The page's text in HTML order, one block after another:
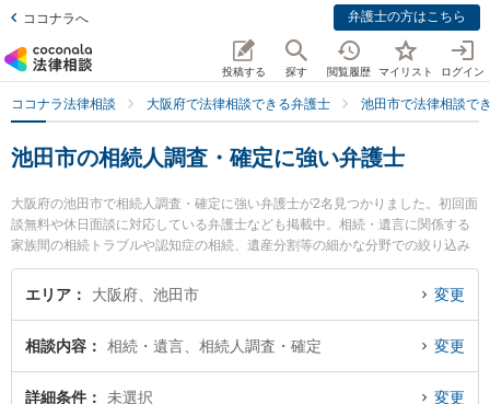
ココナラへ 弁護士の方はこちら
投稿する 探す 閲覧履歴 マイリスト ログイン
ココナラ法律相談 大阪府で法律相談できる弁護士 池田市で法律相談で
池田市の相続人調査・確定に強い弁護士
大阪府の池田市で相続人調査・確定に強い弁護士が2名見つかりました。初回面
談無料や休日面談に対応している弁護士なども掲載中。相続・遺言に関係する
家族間の相続トラブルや認知症の相続、遺産分割等の細かな分野での絞り込み
検索もでき便利です。特にいけだ五月法律事務所の藤井 敦史弁護士や弁護士法
人千里みなみ法律事務所 石橋オフィスの東山 慎一朗弁護士のプロフィール情報
査・確定のトラブル解決の実績豊富な近くの弁護士を検索したい』『初回相談
無料で相続人調査・確定を法律相談できる池田市内の弁護士に相談予約した
い』などでお困りの相談者さんにおすすめです。
エリア 大阪府、池田市 変更
相談内容 相続・遺言、相続人調査・確定 変更
詳細条件 未選択 変更